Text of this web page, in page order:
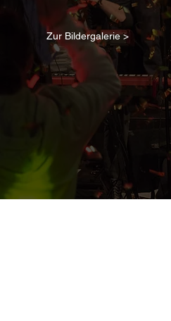
Zur Bildergalerie >